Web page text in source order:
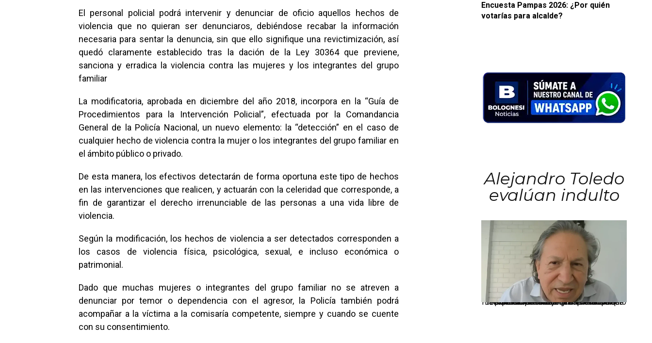
El personal policial podrá intervenir y denunciar de oficio aquellos hechos de
violencia que no quieran ser denunciaros, debiéndose recabar la información
necesaria para sentar la denuncia, sin que ello signifique una revictimización, así
quedó claramente establecido tras la dación de la Ley 30364 que previene,
sanciona y erradica la violencia contra las mujeres y los integrantes del grupo
familiar
La modificatoria, aprobada en diciembre del año 2018, incorpora en la “Guía de
Procedimientos para la Intervención Policial”, efectuada por la Comandancia
General de la Policía Nacional, un nuevo elemento: la “detección” en el caso de
cualquier hecho de violencia contra la mujer o los integrantes del grupo familiar en
el ámbito público o privado.
De esta manera, los efectivos detectarán de forma oportuna este tipo de hechos
en las intervenciones que realicen, y actuarán con la celeridad que corresponde, a
fin de garantizar el derecho irrenunciable de las personas a una vida libre de
violencia.
Según la modificación, los hechos de violencia a ser detectados corresponden a
los casos de violencia física, psicológica, sexual, e incluso económica o
patrimonial.
Dado que muchas mujeres o integrantes del grupo familiar no se atreven a
denunciar por temor o dependencia con el agresor, la Policía también podrá
acompañar a la víctima a la comisaría competente, siempre y cuando se cuente
con su consentimiento.
Encuesta Pampas 2026: ¿Por quién
votarías para alcalde?
Alejandro Toledo
evalúan indulto
La presidenta Keiko Fujimori informó que la solicitud de indulto presentada por el expresidente Alejandro Toledo será evaluada por la Comisión de Gracias Presidenciales conforme al procedimiento establecido.